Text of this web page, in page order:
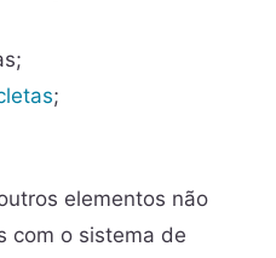
;
elementos não
com o sistema de